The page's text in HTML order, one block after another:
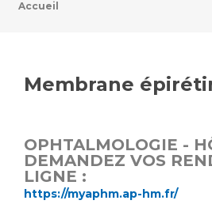
Tarifs
Vous allez être hospitalisé(e)
Vous avez un examen
à réaliser
Vous avez une analyse à réaliser
Emploi / formation
Emplois administratifs
Emplois médicaux
Espace Formation
Accueil
Membrane
OPHTALMOLOGIE -
DEMANDEZ VOS
LIGNE :
https://myaphm.ap-hm.fr/